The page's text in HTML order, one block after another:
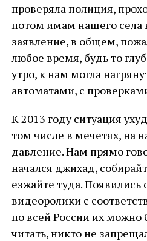
проверяла полиция,
потом имам нашего села
заявление, в общем,
любое время, будь то
утро, к нам могла
автоматами, с
К 2013 году ситуация
том числе в мечетях, на
давление. Нам прямо
начался джихад,
езжайте туда.
видеоролики с
по всей России их можно
читать, никто не